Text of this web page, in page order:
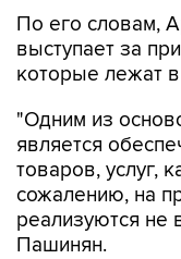
По его словам,
выступает за
которые лежат
"Одним из
является
товаров, услуг,
сожалению, на
реализуются не
Пашинян.